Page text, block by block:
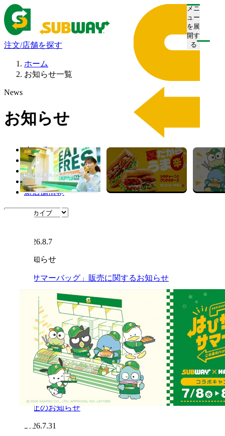
メニ
ュー
を展
開す
る
注文/店舗を探す
ホーム
お知らせ一覧
News
お知らせ
すべて
プレスリリース
お知らせ
キャンペーン
新店舗情報
2026.8.7
お知らせ
「サマーバッグ」販売に関するお知らせ
2026.8.7
お知らせ
「サマーバッグ」沖縄県内3店舗での販売開始延
期のお知らせ（※8月7日時点）
2026.8.7
お知らせ
「令和8年熊本地震」の影響による一部店舗営業
休止のお知らせ
2026.7.31